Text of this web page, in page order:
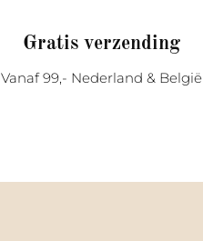
Gratis verzending
Vanaf 99,- Nederland & België